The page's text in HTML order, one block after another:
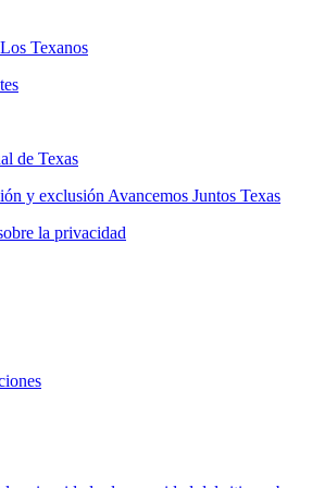
Texanos
de Texas
y exclusión Avancemos Juntos Texas
la privacidad